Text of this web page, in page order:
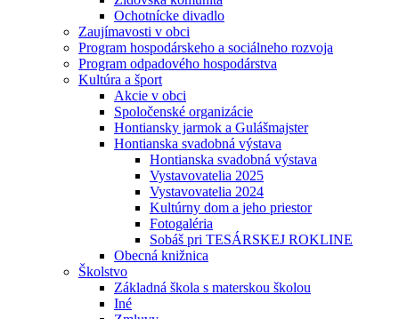
Ochotnícke divadlo
Zaujímavosti v obci
Program hospodárskeho a sociálneho rozvoja
Program odpadového hospodárstva
Kultúra a šport
Akcie v obci
Spoločenské organizácie
Hontiansky jarmok a Gulášmajster
Hontianska svadobná výstava
Hontianska svadobná výstava
Vystavovatelia 2025
Vystavovatelia 2024
Kultúrny dom a jeho priestor
Fotogaléria
Sobáš pri TESÁRSKEJ ROKLINE
Obecná knižnica
Školstvo
Základná škola s materskou školou
Iné